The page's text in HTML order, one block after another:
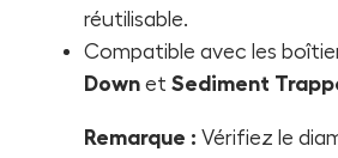
réutilisable.
Compatible avec les
Down et Sediment
Remarque : Vérifiez le